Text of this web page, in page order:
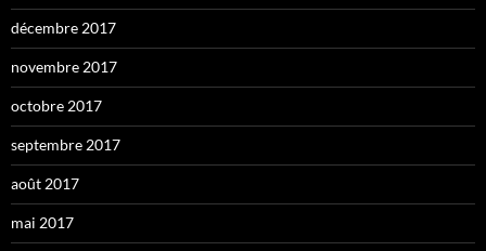
décembre 2017
novembre 2017
octobre 2017
septembre 2017
août 2017
mai 2017